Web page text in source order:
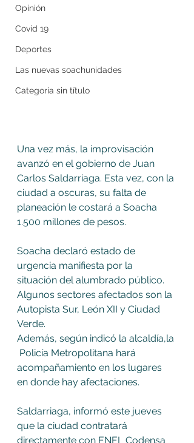
Opinión
Covid 19
Deportes
Las nuevas soachunidades
Categoría sin título
Una vez más, la improvisación
avanzó en el gobierno de Juan
Carlos Saldarriaga. Esta vez, con la
ciudad a oscuras, su falta de
planeación le costará a Soacha
1.500 millones de pesos.
Soacha declaró estado de
urgencia manifiesta por la
situación del alumbrado público.
Algunos sectores afectados son la
Autopista Sur, León XII y Ciudad
Verde.
Además, según indicó la alcaldía,la
Policía Metropolitana hará
acompañamiento en los lugares
en donde hay afectaciones.
Saldarriaga, informó este jueves
que la ciudad contratará
directamente con ENEL Codensa